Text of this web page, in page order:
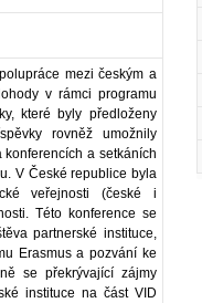
mezi českým a
v rámci programu
které byly předloženy
rovněž umožnily
a setkáních
V České republice byla
veřejnosti (české i
Této konference se
partnerské instituce,
Erasmus a pozvání ke
se překrývající zájmy
instituce na část VID